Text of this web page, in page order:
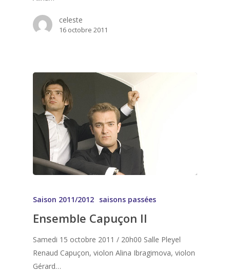
celeste
16 octobre 2011
Saison 2011/2012 saisons passées
Ensemble Capuçon II
Samedi 15 octobre 2011 / 20h00 Salle Pleyel
Renaud Capuçon, violon Alina Ibragimova, violon
Gérard…